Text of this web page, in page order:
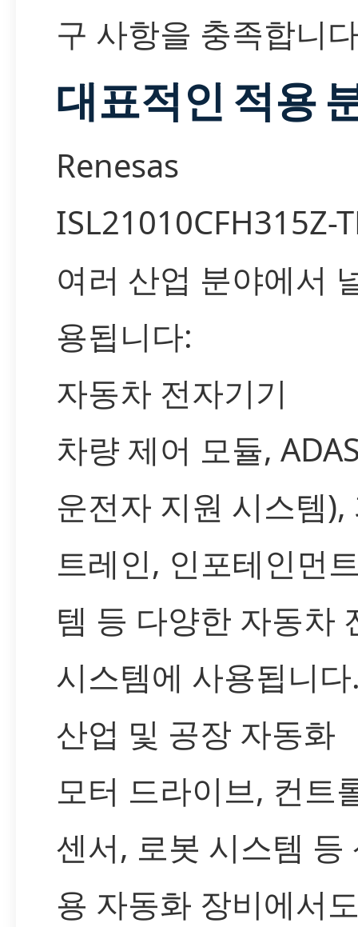
구 사항을 충족합니
대표적인 적용
Renesas
ISL21010CFH315Z-
여러 산업 분야에서
용됩니다:
자동차 전자기기
차량 제어 모듈,
운전자 지원 시스템),
트레인, 인포테인먼
템 등 다양한 자동차
시스템에 사용됩니
산업 및 공장 자동화
모터 드라이브, 컨트
센서, 로봇 시스템 등
용 자동화 장비에서